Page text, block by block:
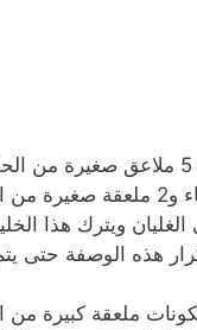
العسل الأبيض وكوب كبيرة من
ويترك هذا
هذه الوصفة حتى
ملعقة كبيرة